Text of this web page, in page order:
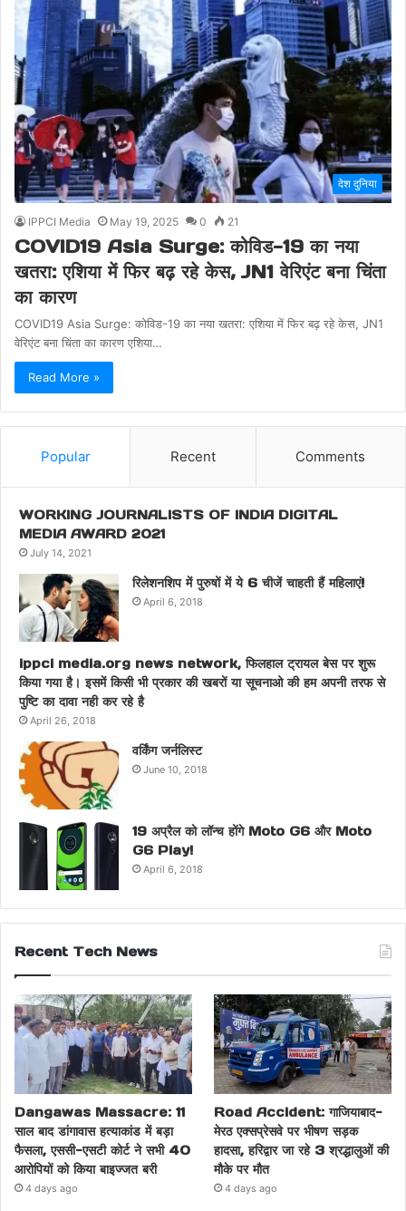
देश दुनिया
IPPCI Media May 19, 2025 0 21
COVID19 Asia Surge: कोविड-19 का नया
खतरा: एशिया में फिर बढ़ रहे केस, JN1 वेरिएंट बना चिंता
का कारण
COVID19 Asia Surge: कोविड-19 का नया खतरा: एशिया में फिर बढ़ रहे केस, JN1
वेरिएंट बना चिंता का कारण एशिया…
Read More »
Popular Recent Comments
WORKING JOURNALISTS OF INDIA DIGITAL
MEDIA AWARD 2021
July 14, 2021
रिलेशनशिप में पुरुषों में ये 6 चीजें चाहती हैं महिलाएं!
April 6, 2018
ippci media.org news network, फिलहाल ट्रायल बेस पर शुरू
किया गया है। इसमें किसी भी प्रकार की खबरों या सूचनाओ की हम अपनी तरफ से
पुष्टि का दावा नही कर रहे है
April 26, 2018
वर्किंग जर्नलिस्ट
June 10, 2018
19 अप्रैल को लॉन्च होंगे Moto G6 और Moto
G6 Play!
April 6, 2018
Recent Tech News
Dangawas Massacre: 11
साल बाद डांगावास हत्याकांड में बड़ा
फैसला, एससी-एसटी कोर्ट ने सभी 40
आरोपियों को किया बाइज्जत बरी
4 days ago
Road Accident: गाजियाबाद-
मेरठ एक्सप्रेसवे पर भीषण सड़क
हादसा, हरिद्वार जा रहे 3 श्रद्धालुओं की
मौके पर मौत
4 days ago